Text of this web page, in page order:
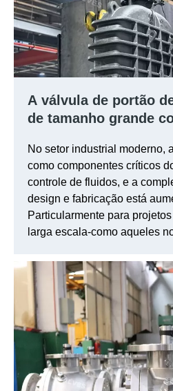
A válvula de portão
de tamanho grande
sucesso às
Mitsubishi.
No setor industrial moderno,
como componentes críticos
controle de fluidos, e a
design e fabricação está
Particularmente para
larga escala-como aqueles
Extreme